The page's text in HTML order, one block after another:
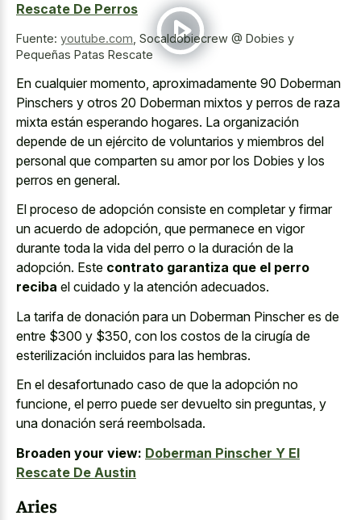
Rescate De Perros
Fuente: youtube.com Socaldobiecrew @ Dobies y
Pequeñas Patas Rescate
En cualquier momento, aproximadamente 90 Doberman
Pinschers y otros 20 Doberman mixtos y perros de raza
mixta están esperando hogares. La organización
depende de un ejército de voluntarios y miembros del
personal que comparten su amor por los Dobies y los
perros en general.
El proceso de adopción consiste en completar y firmar
un acuerdo de adopción, que permanece en vigor
durante toda la vida del perro o la duración de la
adopción. Este contrato garantiza que el perro
reciba el cuidado y la atención adecuados.
La tarifa de donación para un Doberman Pinscher es de
entre $300 y $350, con los costos de la cirugía de
esterilización incluidos para las hembras.
En el desafortunado caso de que la adopción no
funcione, el perro puede ser devuelto sin preguntas, y
una donación será reembolsada.
Broaden your view: Doberman Pinscher Y El
Rescate De Austin
Aries